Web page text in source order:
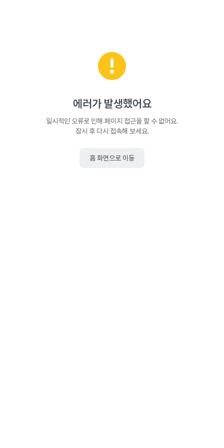
에러가 발생했어요
일시적인 오류로 인해 페이지 접근을 할 수 없어요.
잠시 후 다시 접속해 보세요.
홈 화면으로 이동